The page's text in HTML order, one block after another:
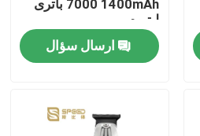
7000 1400mAh باتری
لیتیوم
ارسال سؤال